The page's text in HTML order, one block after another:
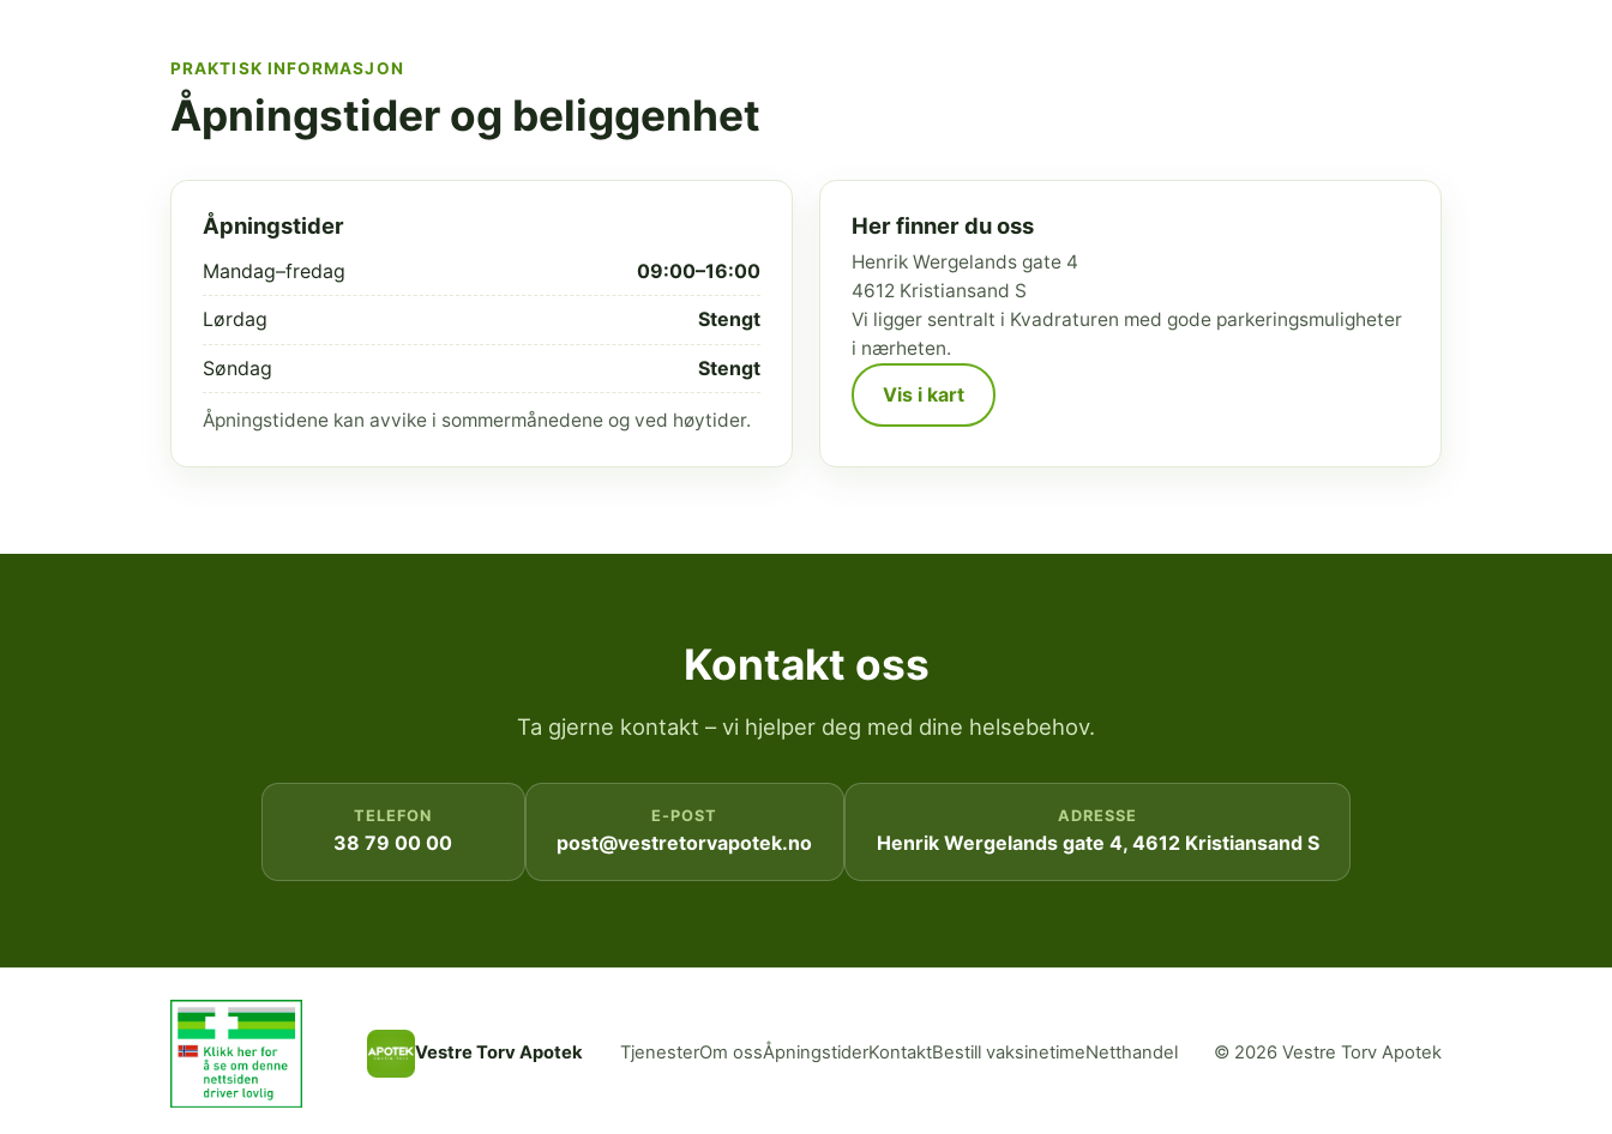
PRAKTISK INFORMASJON
Åpningstider og beliggenhet
Åpningstider
Mandag–fredag 09:00–16:00
Lørdag Stengt
Søndag Stengt
Åpningstidene kan avvike i sommermånedene og ved høytider.
Her finner du oss
Henrik Wergelands gate 4
4612 Kristiansand S
Vi ligger sentralt i Kvadraturen med gode parkeringsmuligheter
i nærheten.
Vis i kart
Kontakt oss
Ta gjerne kontakt – vi hjelper deg med dine helsebehov.
TELEFON
38 79 00 00
E-POST
post@vestretorvapotek.no
ADRESSE
Henrik Wergelands gate 4, 4612 Kristiansand S
Vestre Torv Apotek TjenesterOm ossÅpningstiderKontaktBestill vaksinetimeNetthandel © 2026 Vestre Torv Apotek